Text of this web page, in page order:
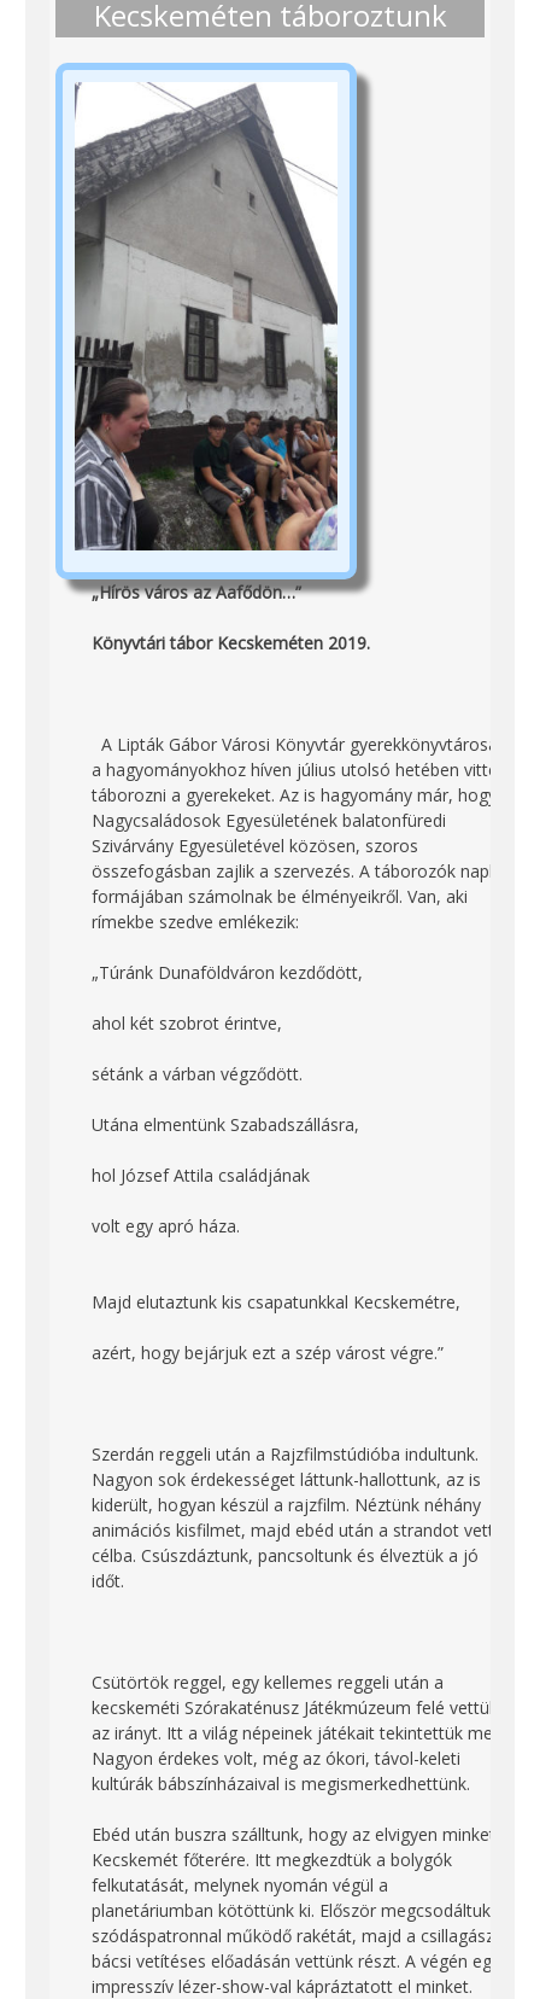
Kecskeméten táboroztunk
„Hírös város az Aafődön…”
Könyvtári tábor Kecskeméten 2019.
A Lipták Gábor Városi Könyvtár gyerekkönyvtárosai
a hagyományokhoz híven július utolsó hetében vitték
táborozni a gyerekeket. Az is hagyomány már, hogy a
Nagycsaládosok Egyesületének balatonfüredi
Szivárvány Egyesületével közösen, szoros
összefogásban zajlik a szervezés. A táborozók napló
formájában számolnak be élményeikről. Van, aki
rímekbe szedve emlékezik:
„Túránk Dunaföldváron kezdődött,
ahol két szobrot érintve,
sétánk a várban végződött.
Utána elmentünk Szabadszállásra,
hol József Attila családjának
volt egy apró háza.
Majd elutaztunk kis csapatunkkal Kecskemétre,
azért, hogy bejárjuk ezt a szép várost végre.”
Szerdán reggeli után a Rajzfilmstúdióba indultunk.
Nagyon sok érdekességet láttunk-hallottunk, az is
kiderült, hogyan készül a rajzfilm. Néztünk néhány
animációs kisfilmet, majd ebéd után a strandot vettük
célba. Csúszdáztunk, pancsoltunk és élveztük a jó
időt.
Csütörtök reggel, egy kellemes reggeli után a
kecskeméti Szórakaténusz Játékmúzeum felé vettük
az irányt. Itt a világ népeinek játékait tekintettük meg.
Nagyon érdekes volt, még az ókori, távol-keleti
kultúrák bábszínházaival is megismerkedhettünk.
Ebéd után buszra szálltunk, hogy az elvigyen minket
Kecskemét főterére. Itt megkezdtük a bolygók
felkutatását, melynek nyomán végül a
planetáriumban kötöttünk ki. Először megcsodáltuk a
szódáspatronnal működő rakétát, majd a csillagász
bácsi vetítéses előadásán vettünk részt. A végén egy
impresszív lézer-show-val kápráztatott el minket.